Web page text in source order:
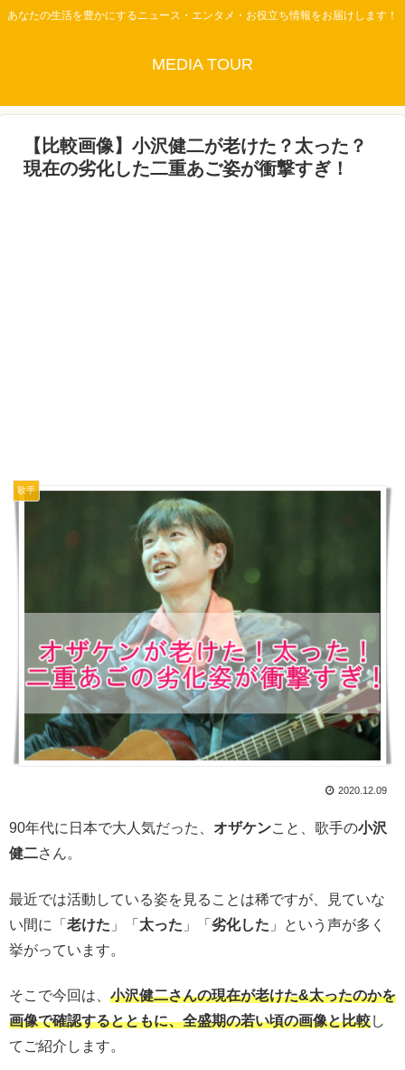
あなたの生活を豊かにするニュース・エンタメ・お役立ち情報をお届けします！
MEDIA TOUR
【比較画像】小沢健二が老けた？太った？
現在の劣化した二重あご姿が衝撃すぎ！
歌手
2020.12.09
90年代に日本で大人気だった、 オザケンこと、歌手の小沢
健二さん。
最近では活動している姿を見ることは稀ですが、見ていな
い間に「 老けた 」「 太った 」「 劣化した 」という声が多く
挙がっています。
そこで今回は、 小沢健二さんの現在が老けた&太ったのかを
画像で確認するとともに、全盛期の若い頃の画像と比較し
てご紹介します。